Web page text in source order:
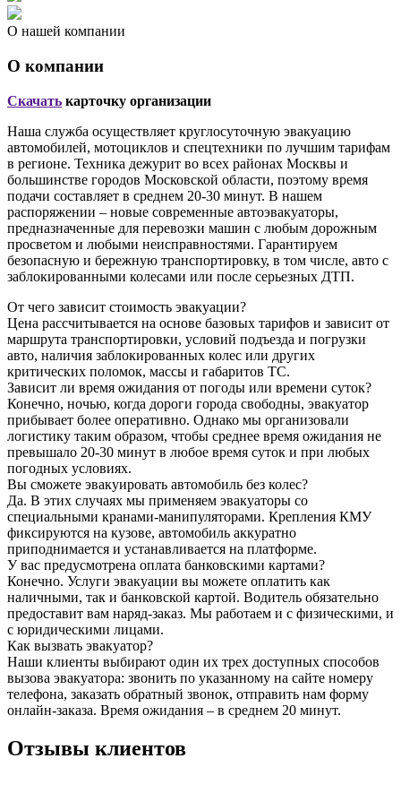
О нашей компании
О компании
Скачать карточку организации
Наша служба осуществляет круглосуточную эвакуацию
автомобилей, мотоциклов и спецтехники по лучшим тарифам
в регионе. Техника дежурит во всех районах Москвы и
большинстве городов Московской области, поэтому время
подачи составляет в среднем 20-30 минут. В нашем
распоряжении – новые современные автоэвакуаторы,
предназначенные для перевозки машин с любым дорожным
просветом и любыми неисправностями. Гарантируем
безопасную и бережную транспортировку, в том числе, авто с
заблокированными колесами или после серьезных ДТП.
От чего зависит стоимость эвакуации?
Цена рассчитывается на основе базовых тарифов и зависит от
маршрута транспортировки, условий подъезда и погрузки
авто, наличия заблокированных колес или других
критических поломок, массы и габаритов ТС.
Зависит ли время ожидания от погоды или времени суток?
Конечно, ночью, когда дороги города свободны, эвакуатор
прибывает более оперативно. Однако мы организовали
логистику таким образом, чтобы среднее время ожидания не
превышало 20-30 минут в любое время суток и при любых
погодных условиях.
Вы сможете эвакуировать автомобиль без колес?
Да. В этих случаях мы применяем эвакуаторы со
специальными кранами-манипуляторами. Крепления КМУ
фиксируются на кузове, автомобиль аккуратно
приподнимается и устанавливается на платформе.
У вас предусмотрена оплата банковскими картами?
Конечно. Услуги эвакуации вы можете оплатить как
наличными, так и банковской картой. Водитель обязательно
предоставит вам наряд-заказ. Мы работаем и с физическими, и
с юридическими лицами.
Как вызвать эвакуатор?
Наши клиенты выбирают один их трех доступных способов
вызова эвакуатора: звонить по указанному на сайте номеру
телефона, заказать обратный звонок, отправить нам форму
онлайн-заказа. Время ожидания – в среднем 20 минут.
Отзывы клиентов